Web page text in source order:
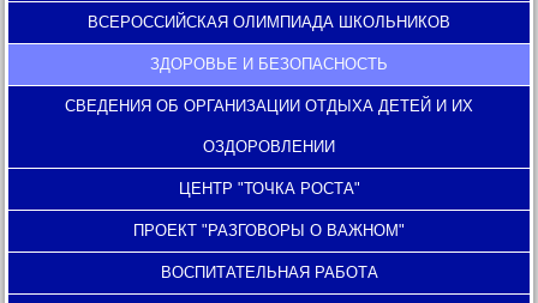
ВСЕРОССИЙСКАЯ ОЛИМПИАДА ШКОЛЬНИКОВ
ЗДОРОВЬЕ И БЕЗОПАСНОСТЬ
СВЕДЕНИЯ ОБ ОРГАНИЗАЦИИ ОТДЫХА ДЕТЕЙ И ИХ
ОЗДОРОВЛЕНИИ
ЦЕНТР "ТОЧКА РОСТА"
ПРОЕКТ "РАЗГОВОРЫ О ВАЖНОМ"
ВОСПИТАТЕЛЬНАЯ РАБОТА